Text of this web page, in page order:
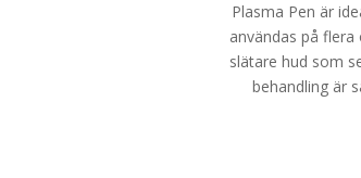
Plasma Pen är
användas på
slätare hud som
behandling är